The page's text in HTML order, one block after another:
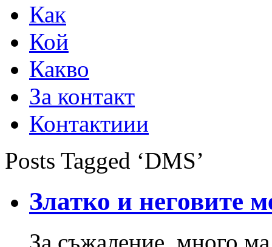
Как
Кой
Какво
За контакт
Контактиии
Posts Tagged ‘DMS’
Златко и неговите
За съжаление, много